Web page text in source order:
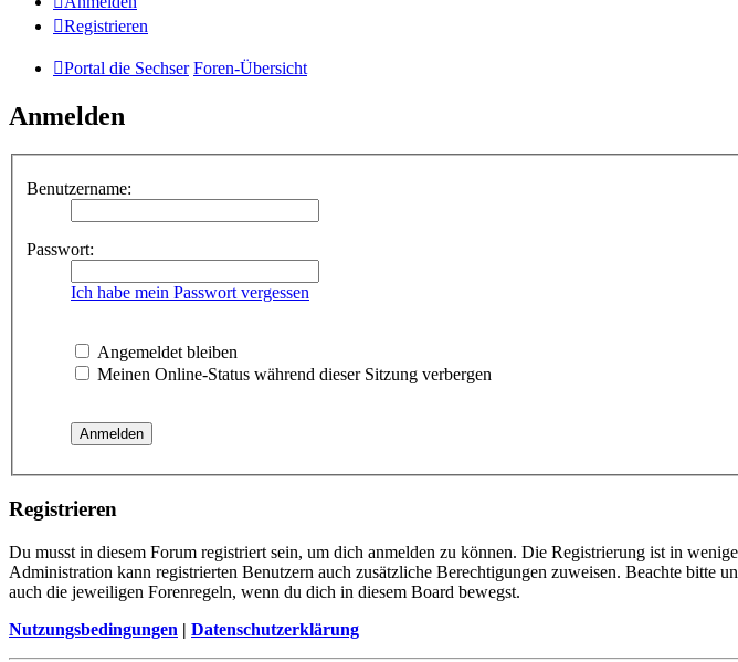
Registrieren
Portal die Sechser Foren-Übersicht
Anmelden
Benutzername:
Passwort:
Ich habe mein Passwort vergessen
Angemeldet bleiben
Meinen Online-Status während dieser Sitzung verbergen
Registrieren
Du musst in diesem Forum registriert sein, um dich anmelden zu können. Die Registrierung ist in
Administration kann registrierten Benutzern auch zusätzliche Berechtigungen zuweisen. Beachte bitte
auch die jeweiligen Forenregeln, wenn du dich in diesem Board bewegst.
Nutzungsbedingungen | Datenschutzerklärung